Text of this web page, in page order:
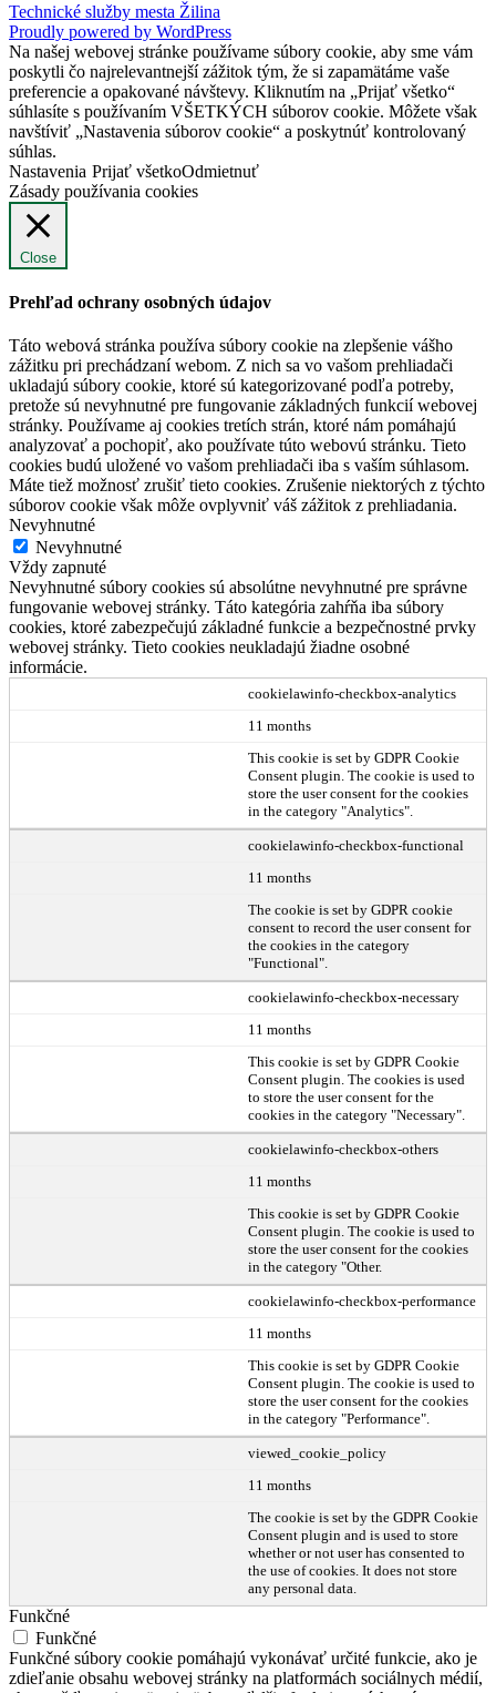
Technické služby mesta Žilina
Proudly powered by WordPress
Na našej webovej stránke používame súbory cookie, aby sme vám
poskytli čo najrelevantnejší zážitok tým, že si zapamätáme vaše
preferencie a opakované návštevy. Kliknutím na „Prijať všetko“
súhlasíte s používaním VŠETKÝCH súborov cookie. Môžete však
navštíviť „Nastavenia súborov cookie“ a poskytnúť kontrolovaný
súhlas.
Nastavenia Prijať všetkoOdmietnuť
Zásady používania cookies
Close
Prehľad ochrany osobných údajov
Táto webová stránka používa súbory cookie na zlepšenie vášho
zážitku pri prechádzaní webom. Z nich sa vo vašom prehliadači
ukladajú súbory cookie, ktoré sú kategorizované podľa potreby,
pretože sú nevyhnutné pre fungovanie základných funkcií webovej
stránky. Používame aj cookies tretích strán, ktoré nám pomáhajú
analyzovať a pochopiť, ako používate túto webovú stránku. Tieto
cookies budú uložené vo vašom prehliadači iba s vaším súhlasom.
Máte tiež možnosť zrušiť tieto cookies. Zrušenie niektorých z týchto
súborov cookie však môže ovplyvniť váš zážitok z prehliadania.
Nevyhnutné
Nevyhnutné
Vždy zapnuté
Nevyhnutné súbory cookies sú absolútne nevyhnutné pre správne
fungovanie webovej stránky. Táto kategória zahŕňa iba súbory
cookies, ktoré zabezpečujú základné funkcie a bezpečnostné prvky
webovej stránky. Tieto cookies neukladajú žiadne osobné
informácie.
cookielawinfo-checkbox-analytics
11 months
This cookie is set by GDPR Cookie
Consent plugin. The cookie is used to
store the user consent for the cookies
in the category "Analytics".
cookielawinfo-checkbox-functional
11 months
The cookie is set by GDPR cookie
consent to record the user consent for
the cookies in the category
"Functional".
cookielawinfo-checkbox-necessary
11 months
This cookie is set by GDPR Cookie
Consent plugin. The cookies is used
to store the user consent for the
cookies in the category "Necessary".
cookielawinfo-checkbox-others
11 months
This cookie is set by GDPR Cookie
Consent plugin. The cookie is used to
store the user consent for the cookies
in the category "Other.
cookielawinfo-checkbox-performance
11 months
This cookie is set by GDPR Cookie
Consent plugin. The cookie is used to
store the user consent for the cookies
in the category "Performance".
viewed_cookie_policy
11 months
The cookie is set by the GDPR Cookie
Consent plugin and is used to store
whether or not user has consented to
the use of cookies. It does not store
any personal data.
Funkčné
Funkčné
Funkčné súbory cookie pomáhajú vykonávať určité funkcie, ako je
zdieľanie obsahu webovej stránky na platformách sociálnych médií,